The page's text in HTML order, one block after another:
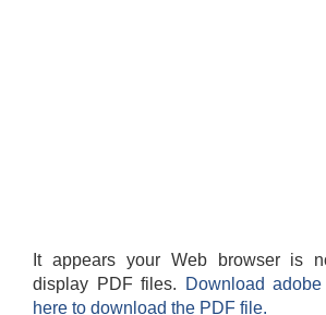
It appears your Web browser is
display PDF files.
Download
here to download the PDF file.